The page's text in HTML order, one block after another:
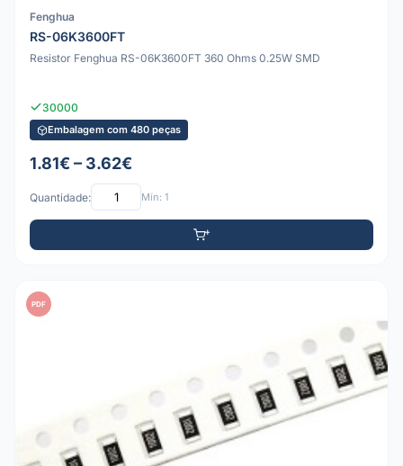
Fenghua
RS-06K3600FT
Resistor Fenghua RS-06K3600FT 360 Ohms 0.25W SMD
30000
Embalagem com 480 peças
1.81€ – 3.62€
Quantidade: Mín: 1
PDF